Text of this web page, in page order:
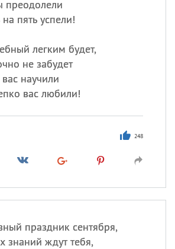
преодолели
пять успели!
легким будет,
не забудет
научили
вас любили!
248
праздник сентября,
знаний ждут тебя,